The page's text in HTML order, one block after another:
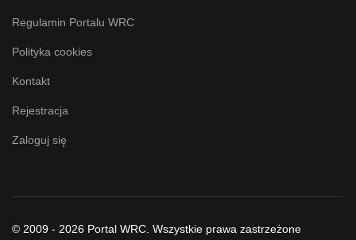
Regulamin Portalu WRC
Polityka cookies
Kontakt
Rejestracja
Zaloguj się
© 2009 - 2026 Portal WRC. Wszystkie prawa zastrzeżone